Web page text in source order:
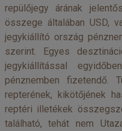
repülőjegy árának
összege általában USD,
jegykiállító ország
szerint. Egyes
jegykiállítással
pénznemben fizetendő.
repterének, kikötőjének
reptéri illetékek
található, tehát nem